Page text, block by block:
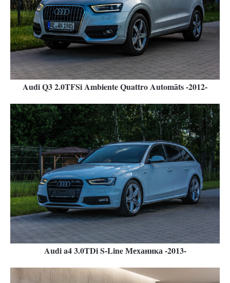
Audi Q3 2.0TFSi Ambiente Quattro Automāts -2012-
Audi a4 3.0TDi S-Line Механика -2013-